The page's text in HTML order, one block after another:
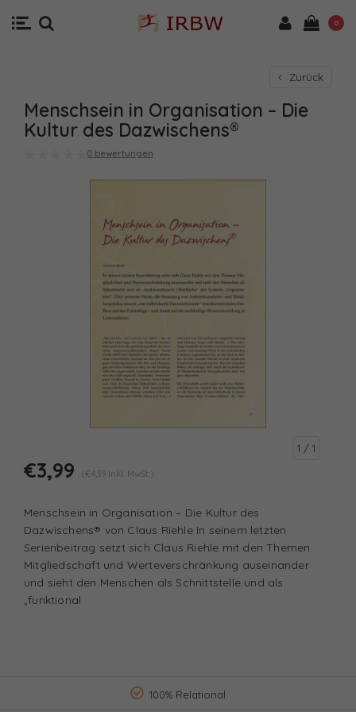
0
Zurück
Menschsein in Organisation – Die
Kultur des Dazwischens®
0 bewertungen
1 / 1
€3,99 (€4,39 Inkl. MwSt.)
Menschsein in Organisation – Die Kultur des
Dazwischens® von Claus Riehle In seinem letzten
Serienbeitrag setzt sich Claus Riehle mit den Themen
Mitgliedschaft und Werteverschränkung auseinander
und sieht den Menschen als Schnittstelle und als
„funktional
100% Relational